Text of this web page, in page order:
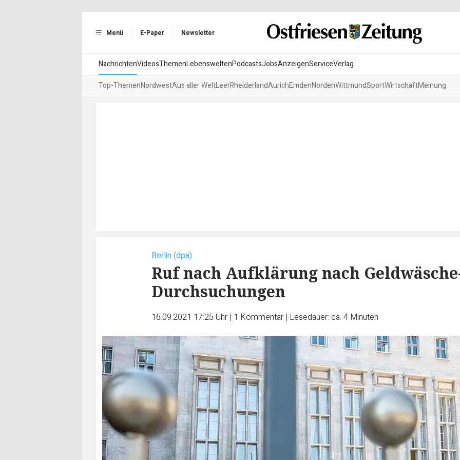
Menü E-Paper Newsletter
NachrichtenVideosThemenLebensweltenPodcastsJobsAnzeigenServiceVerlag
Top-ThemenNordwestAus aller WeltLeerRheiderlandAurichEmdenNordenWittmundSportWirtschaftMeinung
Berlin (dpa)
Ruf nach Aufklärung nach
Durchsuchungen
16.09.2021 17:25 Uhr | 1 Kommentar | Lesedauer: ca. 4 Minuten